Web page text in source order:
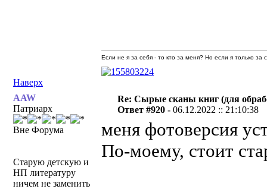
Наверх
Если не я за себя - то кто за меня? Но если я только
AAW
Патриарх
Вне Форума
Старую детскую и
НП литературу
ничем не заменить
Re: Сырые сканы книг (для
Ответ #920 -06.12.2022 :: 21:10:38
меня фотоверсия
По-моему, стоит